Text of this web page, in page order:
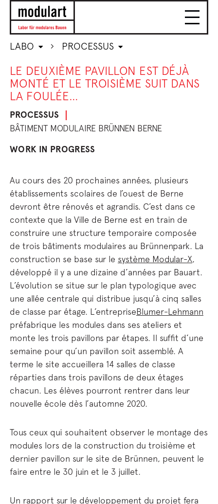
LABO PROCESSUS
LE DEUXIÈME PAVILLON EST DÉJÀ
MONTÉ ET LE TROISIÈME SUIT DANS
LA FOULÉE…
PROCESSUS
BÂTIMENT MODULAIRE BRÜNNEN BERNE
WORK IN PROGRESS
Au cours des 20 prochaines années, plusieurs
établissements scolaires de l’ouest de Berne
devront être rénovés et agrandis. C’est dans ce
contexte que la Ville de Berne est en train de
construire une structure temporaire composée
de trois bâtiments modulaires au Brünnenpark. La
construction se base sur le système Modular-X,
développé il y a une dizaine d’années par Bauart.
L’évolution se situe sur le plan typologique avec
une allée centrale qui distribue jusqu’à cinq salles
de classe par étage. L’entrepriseBlumer-Lehmann
préfabrique les modules dans ses ateliers et
monte les trois pavillons par étapes. Il suffit d’une
semaine pour qu’un pavillon soit assemblé. A
terme le site accueillera 14 salles de classe
réparties dans trois pavillons de deux étages
chacun. Les élèves pourront rentrer dans leur
nouvelle école dès l’automne 2020.
Tous ceux qui souhaitent observer le montage des
modules lors de la construction du troisième et
dernier pavillon sur le site de Brünnen, peuvent le
faire entre le 30 juin et le 3 juillet.
Un rapport sur le développement du projet fera